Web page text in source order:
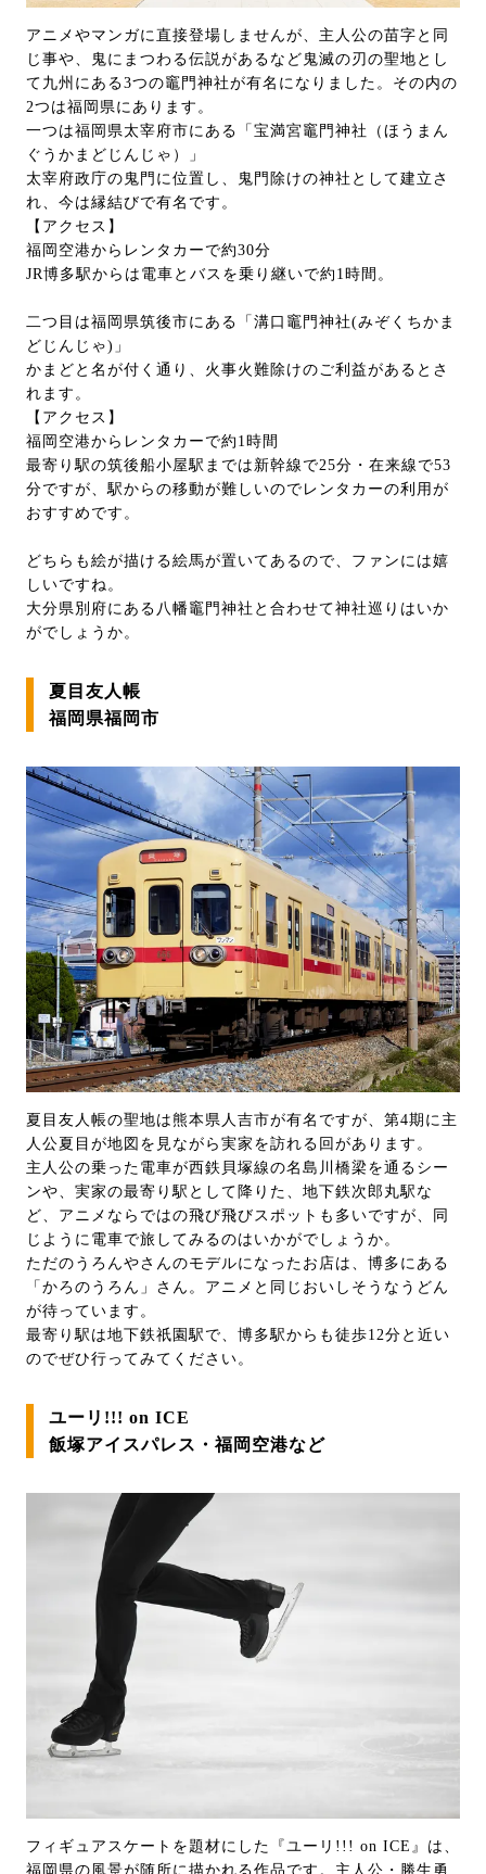
アニメやマンガに直接登場しませんが、主人公の苗字と同
じ事や、鬼にまつわる伝説があるなど鬼滅の刃の聖地とし
て九州にある3つの竈門神社が有名になりました。その内の
2つは福岡県にあります。
一つは福岡県太宰府市にある「宝満宮竈門神社（ほうまん
ぐうかまどじんじゃ）」
太宰府政庁の鬼門に位置し、鬼門除けの神社として建立さ
れ、今は縁結びで有名です。
【アクセス】
福岡空港からレンタカーで約30分
JR博多駅からは電車とバスを乗り継いで約1時間。
二つ目は福岡県筑後市にある「溝口竈門神社(みぞくちかま
どじんじゃ)」
かまどと名が付く通り、火事火難除けのご利益があるとさ
れます。
【アクセス】
福岡空港からレンタカーで約1時間
最寄り駅の筑後船小屋駅までは新幹線で25分・在来線で53
分ですが、駅からの移動が難しいのでレンタカーの利用が
おすすめです。
どちらも絵が描ける絵馬が置いてあるので、ファンには嬉
しいですね。
大分県別府にある八幡竈門神社と合わせて神社巡りはいか
がでしょうか。
夏目友人帳
福岡県福岡市
夏目友人帳の聖地は熊本県人吉市が有名ですが、第4期に主
人公夏目が地図を見ながら実家を訪れる回があります。
主人公の乗った電車が西鉄貝塚線の名島川橋梁を通るシー
ンや、実家の最寄り駅として降りた、地下鉄次郎丸駅な
ど、アニメならではの飛び飛びスポットも多いですが、同
じように電車で旅してみるのはいかがでしょうか。
ただのうろんやさんのモデルになったお店は、博多にある
「かろのうろん」さん。アニメと同じおいしそうなうどん
が待っています。
最寄り駅は地下鉄祇園駅で、博多駅からも徒歩12分と近い
のでぜひ行ってみてください。
ユーリ!!! on ICE
飯塚アイスパレス・福岡空港など
フィギュアスケートを題材にした『ユーリ!!! on ICE』は、
福岡県の風景が随所に描かれる作品です。主人公・勝生勇